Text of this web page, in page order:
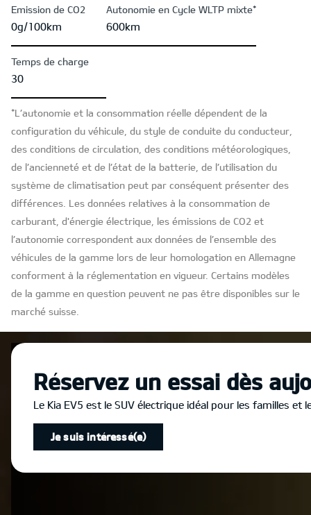
Emission de CO2
0g/100km
Autonomie en Cycle WLTP mixte*
600km
Temps de charge
30
*L’autonomie et la consommation réelle dépendent de la
configuration du véhicule, du style de conduite du conducteur,
des conditions de circulation, des conditions météorologiques,
de l’ancienneté et de l’état de la batterie, de l’utilisation du
système de climatisation peut par conséquent présenter des
différences. Les données relatives à la consommation de
carburant, d'énergie électrique, les émissions de CO2 et
l’autonomie correspondent aux données de l’ensemble des
véhicules de la gamme lors de leur homologation en Allemagne
conforment à la réglementation en vigueur. Certains modèles
de la gamme en question peuvent ne pas être disponibles sur le
marché suisse.
Réservez un essai dès
Le Kia EV5 est le SUV électrique idéal pour les familles
Je suis intéressé(e)